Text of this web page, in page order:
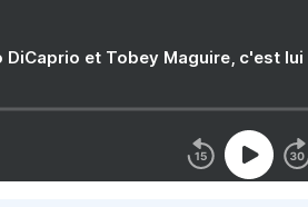
DiCaprio et Tobey Maguire, c'est